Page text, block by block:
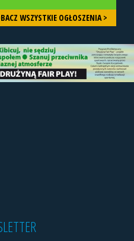
WSZYSTKIE OGŁOSZENIA >